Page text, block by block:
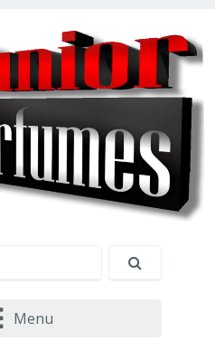
Menu
usa nosso
produtos e
de
terceiros. Leia
Eu aceito